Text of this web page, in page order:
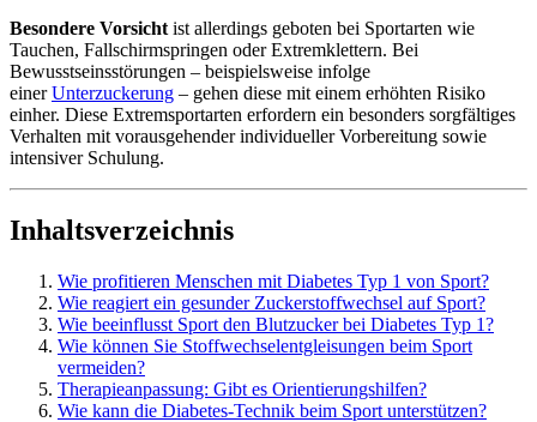
Besondere Vorsicht ist allerdings geboten bei Sportarten wie
Tauchen, Fallschirmspringen oder Extremklettern. Bei
Bewusstseinsstörungen – beispielsweise infolge
einerUnterzuckerung – gehen diese mit einem erhöhten Risiko
einher. Diese Extremsportarten erfordern ein besonders sorgfältiges
Verhalten mit vorausgehender individueller Vorbereitung sowie
intensiver Schulung.
Inhaltsverzeichnis
Wie profitieren Menschen mit Diabetes Typ 1 von Sport?
Wie reagiert ein gesunder Zuckerstoffwechsel auf Sport?
Wie beeinflusst Sport den Blutzucker bei Diabetes Typ 1?
Wie können Sie Stoffwechselentgleisungen beim Sport
vermeiden?
Therapieanpassung: Gibt es Orientierungshilfen?
Wie kann die Diabetes-Technik beim Sport unterstützen?